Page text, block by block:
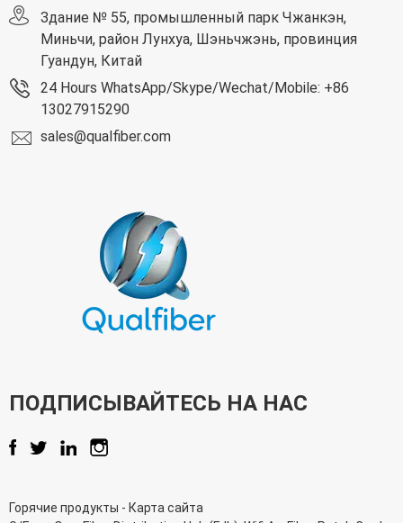
Здание № 55, промышленный парк Чжанкэн,
Миньчи, район Лунхуа, Шэньчжэнь, провинция
Гуандун, Китай
24 Hours WhatsApp/Skype/Wechat/Mobile: +86
13027915290
sales@qualfiber.com
ПОДПИСЫВАЙТЕСЬ НА НАС
Горячие продукты - Карта сайта